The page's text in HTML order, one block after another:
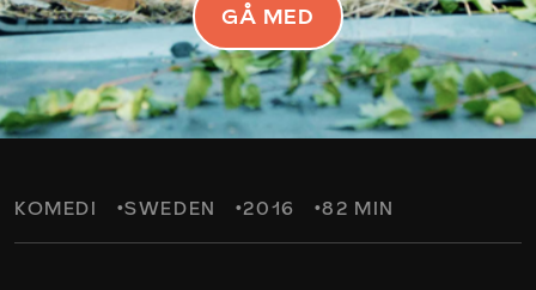
GÅ MED
KOMEDI SWEDEN 2016 82 MIN